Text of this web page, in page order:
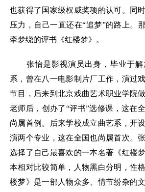
也获得了国家级权威奖项的认可。同
压力，自己一直还在“追梦”的路上。
牵梦绕的评书《红楼梦》。
张怡是影视演员出身，毕业于解
系，曾在八一电影制片厂工作，演过
节目，后来到北京戏曲艺术职业学院
老师后，创办了“评书”选修课，这在
尚属首例。后来学校成立曲艺系，开
演两个专业，这在全国也尚属首次。
选择了自己最喜欢的一本名著《红楼
本相对比较简单，人物黑白分明，性
楼梦》是一部人物众多、情节纷杂的